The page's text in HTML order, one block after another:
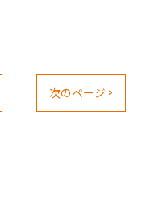
次のページ >